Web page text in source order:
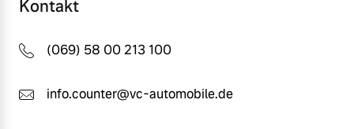
Kontakt
(069) 58 00 213 100
info.counter@vc-automobile.de